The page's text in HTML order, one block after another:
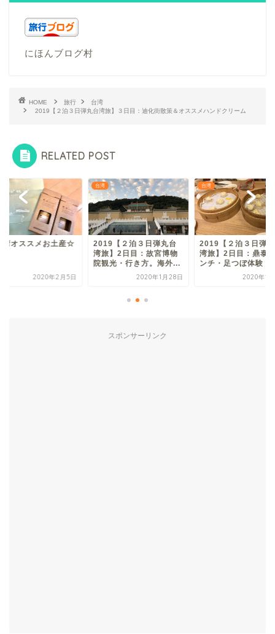
にほんブログ村
HOME 旅行
台湾
2019【２泊３日弾丸台湾旅】３日目：迪化街散策＆オススメハンドクリーム
RELATED POST
土産☆
2019【２泊３日弾丸台
湾旅】2日目：故宮博物
院観光・行き方。海外...
台湾
2019【２泊３日弾丸台
湾旅】2日目：鼎泰豊ラ
ンチ・足つぼ体験・永...
台湾
☆台
スポンサーリンク